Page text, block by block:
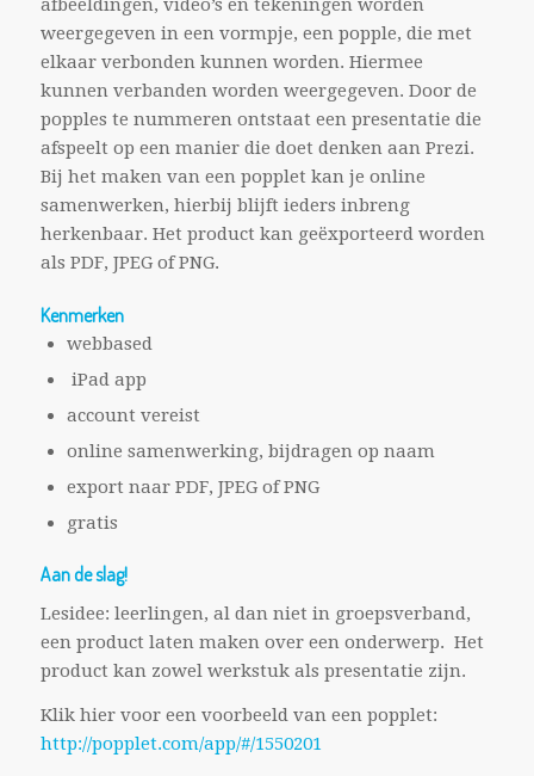
weergegeven in een vormpje, een popple, die met
elkaar verbonden kunnen worden. Hiermee
kunnen verbanden worden weergegeven. Door de
popples te nummeren ontstaat een presentatie die
afspeelt op een manier die doet denken aan Prezi.
Bij het maken van een popplet kan je online
samenwerken, hierbij blijft ieders inbreng
herkenbaar. Het product kan geëxporteerd worden
als PDF, JPEG of PNG.
Kenmerken
webbased
iPad app
account vereist
online samenwerking, bijdragen op naam
export naar PDF, JPEG of PNG
gratis
Aan de slag!
Lesidee: leerlingen, al dan niet in groepsverband,
een product laten maken over een onderwerp. Het
product kan zowel werkstuk als presentatie zijn.
Klik hier voor een voorbeeld van een popplet:
http://popplet.com/app/#/1550201